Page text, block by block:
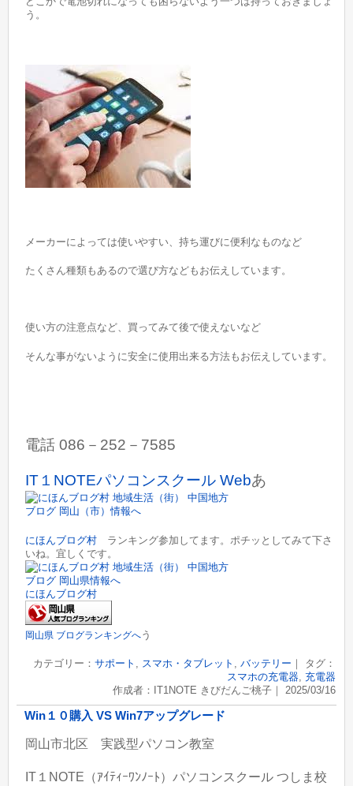
う。
メーカーによっては使いやすい、持ち運びに便利なものなど
たくさん種類もあるので選び方などもお伝えしています。
使い方の注意点など、買ってみて後で使えないなど
そんな事がないように安全に使用出来る方法もお伝えしています。
電話 086－252－7585
IT１NOTEパソコンスクール Webあ
にほんブログ村 ランキング参加してます。ポチッとしてみて下さ
いね。宜しくです。
にほんブログ村
岡山県 ブログランキングへう
カテゴリー： サポート スマホ・タブレット バッテリー ｜ タグ：
スマホの充電器, 充電器
作成者：IT1NOTE きびだんご桃子｜ 2025/03/16
Win１０購入 VS Win7アップグレード
岡山市北区 実践型パソコン教室
IT１NOTE（ｱｲﾃｨｰﾜﾝﾉｰﾄ）パソコンスクール つしま校